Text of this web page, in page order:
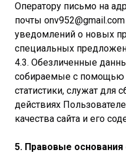
Оператору письмо на
почты
уведомлений о новых
специальных
4.3. Обезличенные
собираемые с помощью
статистики, служат для
действиях
качества сайта и его
5. Правовые